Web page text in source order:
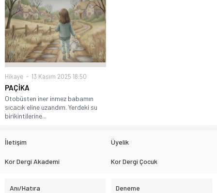
BİR DAKİKA KALA
CAM TAVANLARIN ÖTESİNDE BİR KADININ EMEĞ
BAŞTAN BAŞLAYAMAM
Hikaye 13 Kasım 2025 18:50
PAÇİKA
Otobüsten iner inmez babamın
sıcacık eline uzandım. Yerdeki su
birikintilerine...
İletişim Üyelik
Kor Dergi Akademi Kor Dergi Çocuk
Anı/Hatıra Deneme